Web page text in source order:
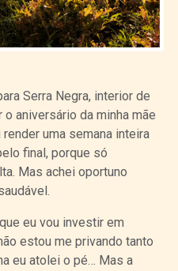
Serra Negra, interior de
o aniversário da minha mãe
uma semana inteira
final, porque só
Mas achei oportuno
eu vou investir em
estou me privando tanto
eu atolei o pé… Mas a